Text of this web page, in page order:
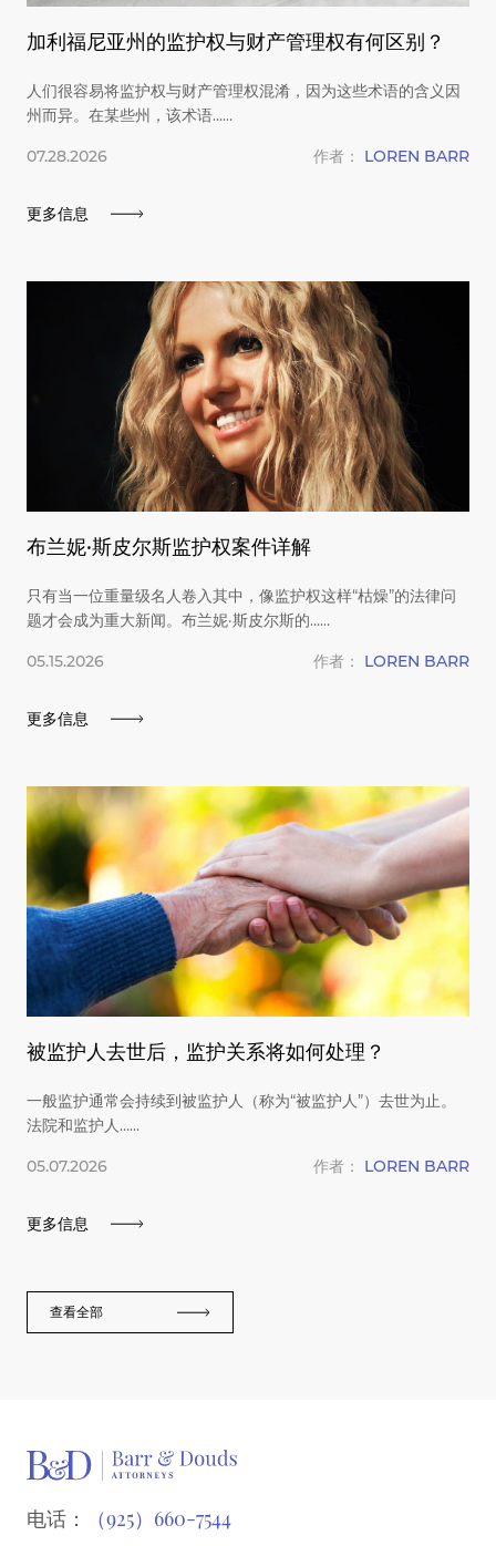
加利福尼亚州的监护权与财产管理权有何区别？
人们很容易将监护权与财产管理权混淆，因为这些术语的含义因
州而异。在某些州，该术语……
07.28.2026 作者： LOREN BARR
更多信息
布兰妮·斯皮尔斯监护权案件详解
只有当一位重量级名人卷入其中，像监护权这样“枯燥”的法律问
题才会成为重大新闻。布兰妮·斯皮尔斯的……
05.15.2026 作者： LOREN BARR
更多信息
被监护人去世后，监护关系将如何处理？
一般监护通常会持续到被监护人（称为“被监护人”）去世为止。
法院和监护人……
05.07.2026 作者： LOREN BARR
更多信息
查看全部
电话：
（925）660-7544